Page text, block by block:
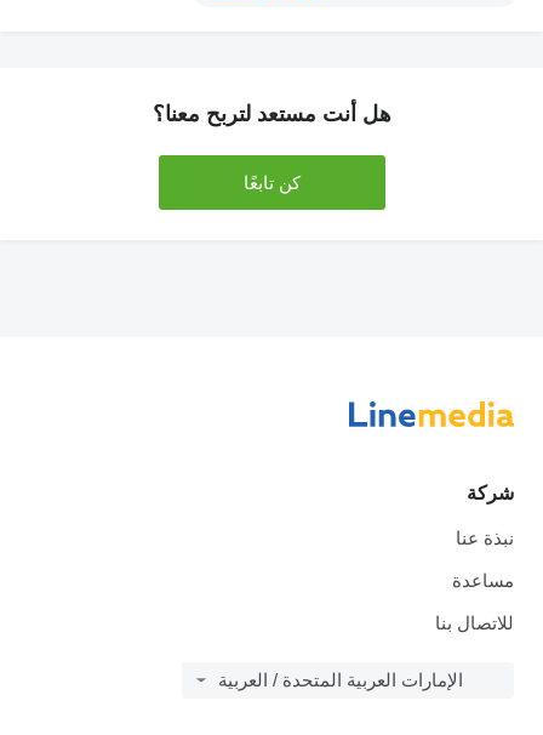
هل أنت مستعد لتربح معنا؟
كن تابعًا
شركة
نبذة عنا
مساعدة
للاتصال بنا
الإمارات العربية المتحدة / العربية